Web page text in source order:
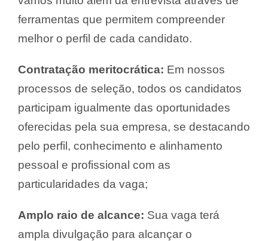
ferramentas que permitem compreender
melhor o perfil de cada candidato.
Contratação meritocrática: Em nossos
processos de seleção, todos os candidatos
participam igualmente das oportunidades
oferecidas pela sua empresa, se destacando
pelo perfil, conhecimento e alinhamento
pessoal e profissional com as
particularidades da vaga;
Amplo raio de alcance: Sua vaga terá
ampla divulgação para alcançar o